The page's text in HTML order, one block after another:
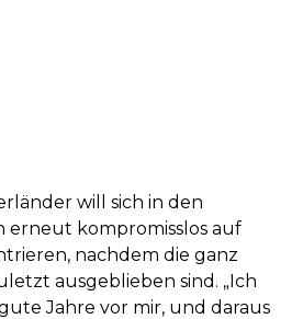
will sich in den
erneut kompromisslos auf
nachdem die ganz
ausgeblieben sind. „Ich
Jahre vor mir, und daraus